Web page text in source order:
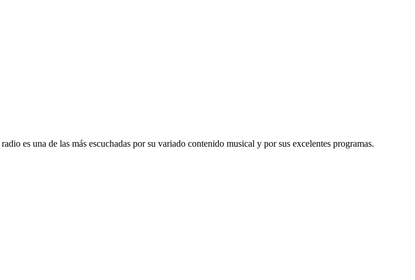
es una de las más escuchadas por su variado contenido musical y por sus excelentes programas.